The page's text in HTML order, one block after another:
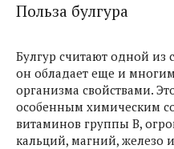
Польза булгура
Булгур считают одной из
он обладает еще и
организма свойствами.
особенным химическим
витаминов группы В,
кальций, магний, железо